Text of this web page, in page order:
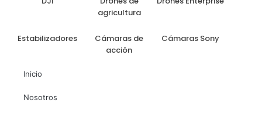
agricultura
Estabilizadores
Cámaras de
acción
Cámaras Sony
Inicio
Nosotros